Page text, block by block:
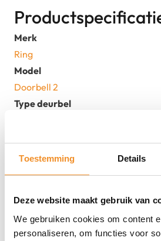
Toestemming Details
Deze website maakt gebruik van
We gebruiken cookies om content
personaliseren, om functies voor
Merk
Ring
Model
Doorbell 2
Type deurbel
Ja
Staat
Retourdeal